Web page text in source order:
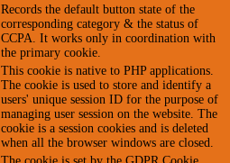
Records the default button state of the
corresponding category & the status of
CCPA. It works only in coordination with
the primary cookie.
This cookie is native to PHP applications.
The cookie is used to store and identify a
users' unique session ID for the purpose of
managing user session on the website. The
cookie is a session cookies and is deleted
when all the browser windows are closed.